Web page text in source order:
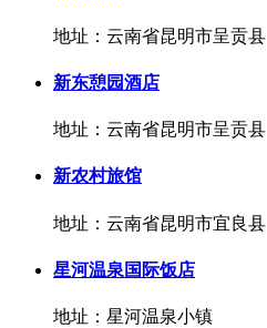
地址：云南省昆明市呈贡县
新东憩园酒店
地址：云南省昆明市呈贡县
新农村旅馆
地址：云南省昆明市宜良县
星河温泉国际饭店
地址：星河温泉小镇